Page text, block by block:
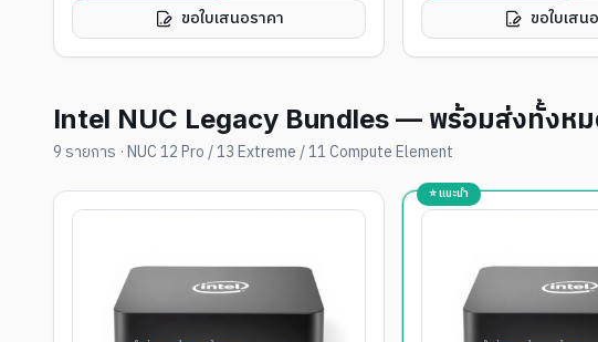
ขอใบเสนอราคา
ขอใบเสน
Intel NUC Legacy Bundles — พร้อมส่งทั้งห
9รายการ · NUC 12 Pro / 13 Extreme / 11 Compute Element
⭐ แนะนำ